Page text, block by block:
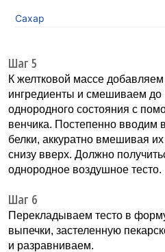
Сахар
Шаг 5
К желтковой массе добавляем
ингредиенты и смешиваем до
однородного состояния с
венчика. Постепенно вводим
белки, аккуратно вмешивая
снизу вверх. Должно
однородное воздушное тесто.
Шаг 6
Перекладываем тесто в
выпечки, застеленную
и разравниваем.